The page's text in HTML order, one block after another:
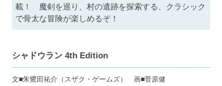
載！ 魔剣を巡り、村の遺跡を探索する、クラシック
で骨太な冒険が楽しめるぞ！
シャドウラン 4th Edition
文■朱鷺田祐介（スザク・ゲームズ） 画■菅原健